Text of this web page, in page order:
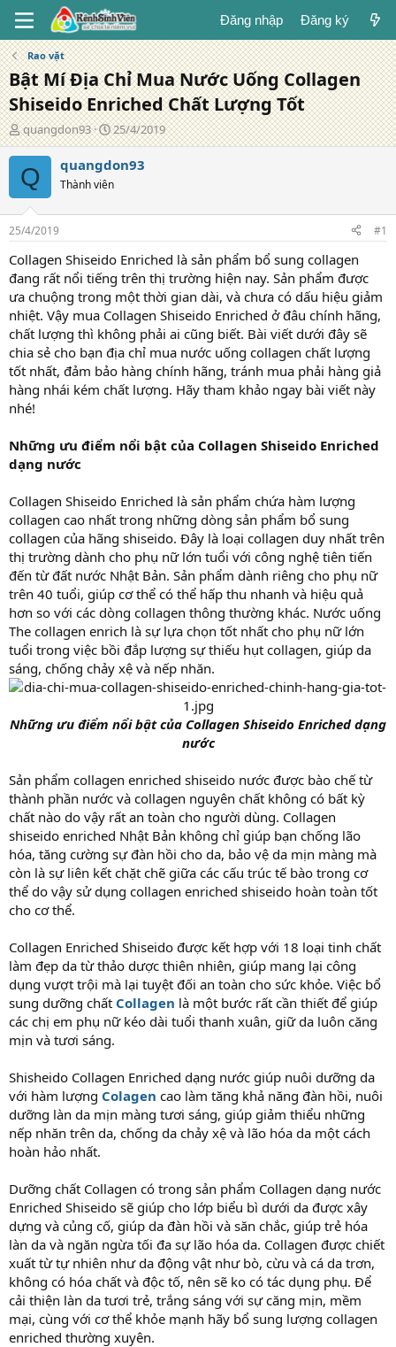
Đăng nhập Đăng ký
Rao vặt
Bật Mí Địa Chỉ Mua Nước Uống Collagen
Shiseido Enriched Chất Lượng Tốt
T
á
c
g
ả
quangdon93
N
g
à
đ
g
25/4/2019
Q quangdon93
Thành viên
25/4/2019 #1
Collagen Shiseido Enriched là sản phẩm bổ sung collagen
đang rất nổi tiếng trên thị trường hiện nay. Sản phẩm được
ưa chuộng trong một thời gian dài, và chưa có dấu hiệu giảm
nhiệt. Vậy mua Collagen Shiseido Enriched ở đâu chính hãng,
chất lượng thì không phải ai cũng biết. Bài viết dưới đây sẽ
chia sẻ cho bạn địa chỉ mua nước uống collagen chất lượng
tốt nhất, đảm bảo hàng chính hãng, tránh mua phải hàng giả
hàng nhái kém chất lượng. Hãy tham khảo ngay bài viết này
nhé!
Những ưu điểm nổi bật của Collagen Shiseido Enriched
dạng nước
Collagen Shiseido Enriched là sản phẩm chứa hàm lượng
collagen cao nhất trong những dòng sản phẩm bổ sung
collagen của hãng shiseido. Đây là loại collagen duy nhất trên
thị trường dành cho phụ nữ lớn tuổi với công nghệ tiên tiến
đến từ đất nước Nhật Bản. Sản phẩm dành riêng cho phụ nữ
trên 40 tuổi, giúp cơ thể có thể hấp thu nhanh và hiệu quả
hơn so với các dòng collagen thông thường khác. Nước uống
The collagen enrich là sự lựa chọn tốt nhất cho phụ nữ lớn
tuổi trong việc bồi đắp lượng sự thiếu hụt collagen, giúp da
sáng, chống chảy xệ và nếp nhăn.
Những ưu điểm nổi bật của Collagen Shiseido Enriched dạng
nước
Sản phẩm collagen enriched shiseido nước được bào chế từ
thành phần nước và collagen nguyên chất không có bất kỳ
chất nào do vậy rất an toàn cho người dùng. Collagen
shiseido enriched Nhật Bản không chỉ giúp bạn chống lão
hóa, tăng cường sự đàn hồi cho da, bảo vệ da mịn màng mà
còn là sự liên kết chặt chẽ giữa các cấu trúc tế bào trong cơ
thể do vậy sử dụng collagen enriched shiseido hoàn toàn tốt
cho cơ thể.
Collagen Enriched Shiseido được kết hợp với 18 loại tinh chất
làm đẹp da từ thảo dược thiên nhiên, giúp mang lại công
dụng vượt trội mà lại tuyệt đối an toàn cho sức khỏe. Việc bổ
sung dưỡng chất Collagen là một bước rất cần thiết để giúp
các chị em phụ nữ kéo dài tuổi thanh xuân, giữ da luôn căng
mịn và tươi sáng.
Shisheido Collagen Enriched dạng nước giúp nuôi dưỡng da
với hàm lượng Colagen cao làm tăng khả năng đàn hồi, nuôi
dưỡng làn da mịn màng tươi sáng, giúp giảm thiểu những
nếp nhăn trên da, chống da chảy xệ và lão hóa da một cách
hoàn hảo nhất.
Dưỡng chất Collagen có trong sản phẩm Collagen dạng nước
Enriched Shiseido sẽ giúp cho lớp biểu bì dưới da được xây
dựng và củng cố, giúp da đàn hồi và săn chắc, giúp trẻ hóa
làn da và ngăn ngừa tối đa sự lão hóa da. Collagen được chiết
xuất từ tự nhiên như da động vật như bò, cừu và cá da trơn,
không có hóa chất và độc tố, nên sẽ ko có tác dụng phụ. Để
cải thiện làn da tươi trẻ, trắng sáng với sự căng mịn, mềm
mại, cùng với cơ thể khỏe mạnh hãy bổ sung lượng collagen
enriched thường xuyên.